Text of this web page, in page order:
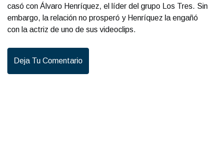
casó con Álvaro Henríquez, el líder del grupo Los Tres. Sin
embargo, la relación no prosperó y Henríquez la engañó
con la actriz de uno de sus videoclips.
Deja Tu Comentario